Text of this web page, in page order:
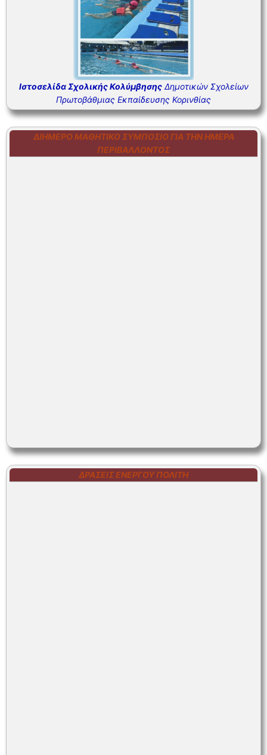
Ιστοσελίδα Σχολικής ΚολύμβησηςΔημοτικών Σχολείων
Πρωτοβάθμιας Εκπαίδευσης Κορινθίας
ΔΙΉΜΕΡΟ ΜΑΘΗΤΙΚΌ ΣΥΜΠΌΣΙΟ ΓΙΑ ΤΗΝ ΗΜΈΡΑ
ΠΕΡΙΒΆΛΛΟΝΤΟΣ
ΔΡΆΣΕΙΣ ΕΝΕΡΓΟΎ ΠΟΛΊΤΗ